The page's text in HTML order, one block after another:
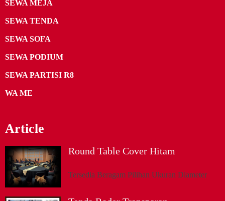
SEWA MEJA
SEWA TENDA
SEWA SOFA
SEWA PODIUM
SEWA PARTISI R8
WA ME
Article
Round Table Cover Hitam
Tersedia Beragam Pilihan Ukuran Diameter